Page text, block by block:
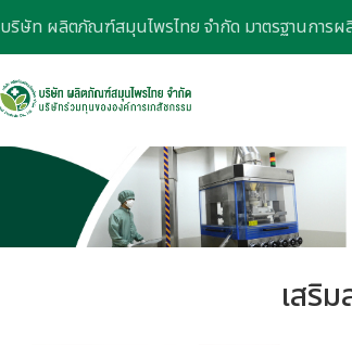
เสริ
บริษัท ผลิตภัณฑ์สมุนไพรไทย จำกัด มาตรฐานการ